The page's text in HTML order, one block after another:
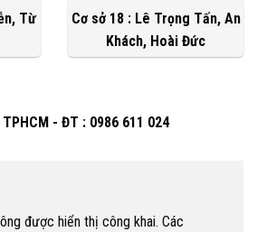
Từ
Cơ sở 18 : Lê Trọng Tấn, An
Khách, Hoài Đức
- ĐT : 0986 611 024
được hiển thị công khai. Các